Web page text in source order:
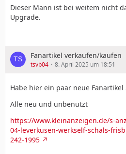
Dieser Mann ist bei weitem nicht
Upgrade.
Fanartikel verkaufen/kaufen
tsvb04 8. April 2025 um 18:51
Habe hier ein paar neue Fanartikel
Alle neu und unbenutzt
https://www.kleinanzeigen.de/s-
04-leverkusen-werkself-schals-
242-1995